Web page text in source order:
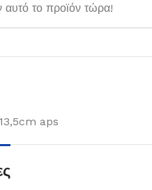
το προϊόν τώρα!
aps